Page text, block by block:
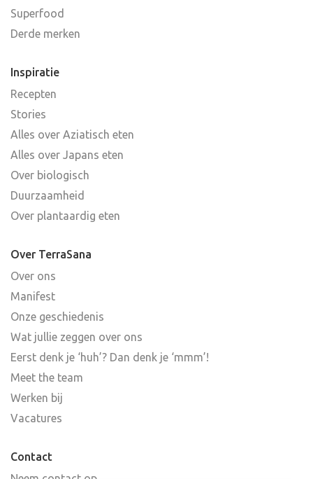
Superfood
Derde merken
Inspiratie
Recepten
Stories
Alles over Aziatisch eten
Alles over Japans eten
Over biologisch
Duurzaamheid
Over plantaardig eten
Over TerraSana
Over ons
Manifest
Onze geschiedenis
Wat jullie zeggen over ons
Eerst denk je ‘huh’? Dan denk je ‘mmm’!
Meet the team
Werken bij
Vacatures
Contact